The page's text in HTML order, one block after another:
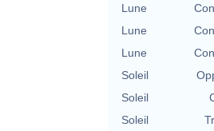
Lune
Lune
Lune
Soleil
Soleil
Soleil